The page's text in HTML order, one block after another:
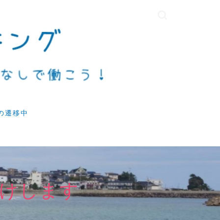
遷移中
します